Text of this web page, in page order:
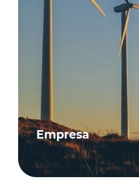
Empresa